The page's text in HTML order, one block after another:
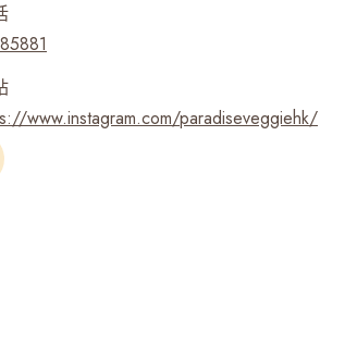
www.instagram.com/paradiseveggiehk/